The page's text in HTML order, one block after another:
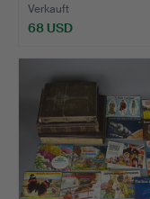
Verkauft
68 USD